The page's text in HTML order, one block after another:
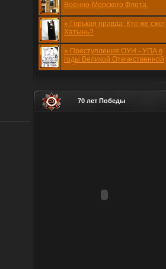
Военно-Морского Флота.
» Горькая правда: Кто же сжег
Хатынь?
» Преступления ОУН –УПА в
годы Великой Отечественной
70 лет Победы